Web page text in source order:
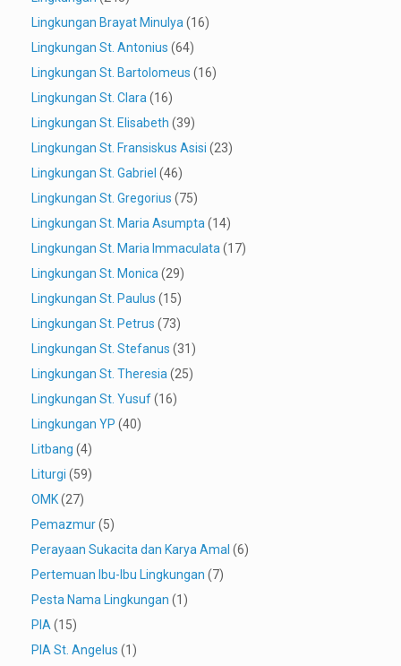
Lingkungan Brayat Minulya (16)
Lingkungan St. Antonius (64)
Lingkungan St. Bartolomeus (16)
Lingkungan St. Clara (16)
Lingkungan St. Elisabeth (39)
Lingkungan St. Fransiskus Asisi (23)
Lingkungan St. Gabriel (46)
Lingkungan St. Gregorius (75)
Lingkungan St. Maria Asumpta (14)
Lingkungan St. Maria Immaculata (17)
Lingkungan St. Monica (29)
Lingkungan St. Paulus (15)
Lingkungan St. Petrus (73)
Lingkungan St. Stefanus (31)
Lingkungan St. Theresia (25)
Lingkungan St. Yusuf(16)
Lingkungan YP (40)
Litbang (4)
Liturgi (59)
OMK(27)
Pemazmur(5)
Perayaan Sukacita dan Karya Amal (6)
Pertemuan Ibu-Ibu Lingkungan (7)
Pesta Nama Lingkungan (1)
PIA (15)
PIA St. Angelus (1)